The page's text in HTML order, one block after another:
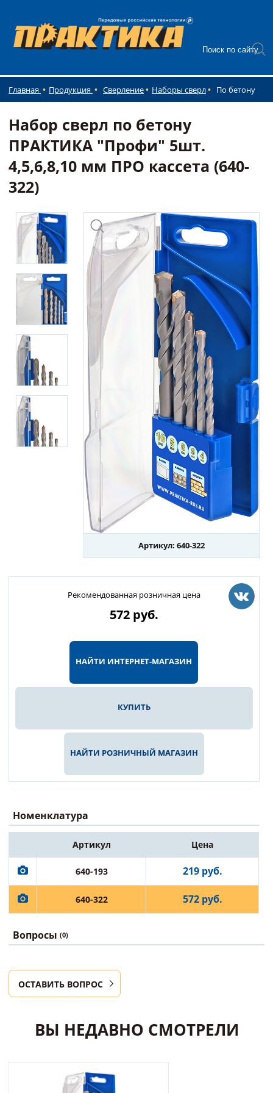
Главная Продукция Сверление Наборы сверл По бетону
Набор сверл по бетону
ПРАКТИКА "Профи" 5шт.
4,5,6,8,10 мм ПРО кассета (640-
322)
Артикул: 640-322
Рекомендованная розничная цена
572 руб.
НАЙТИ ИНТЕРНЕТ-МАГАЗИН
КУПИТЬ
НАЙТИ РОЗНИЧНЫЙ МАГАЗИН
Номенклатура
Артикул Цена
640-193 219 руб.
640-322 572 руб.
Вопросы (0)
ОСТАВИТЬ ВОПРОС
ВЫ НЕДАВНО СМОТРЕЛИ